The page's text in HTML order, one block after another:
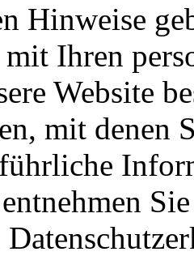
Hinweise
Ihren
Website
mit denen